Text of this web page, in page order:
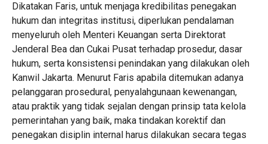
Dikatakan Faris, untuk menjaga kredibilitas penegakan
hukum dan integritas institusi, diperlukan pendalaman
menyeluruh oleh Menteri Keuangan serta Direktorat
Jenderal Bea dan Cukai Pusat terhadap prosedur, dasar
hukum, serta konsistensi penindakan yang dilakukan oleh
Kanwil Jakarta. Menurut Faris apabila ditemukan adanya
pelanggaran prosedural, penyalahgunaan kewenangan,
atau praktik yang tidak sejalan dengan prinsip tata kelola
pemerintahan yang baik, maka tindakan korektif dan
penegakan disiplin internal harus dilakukan secara tegas